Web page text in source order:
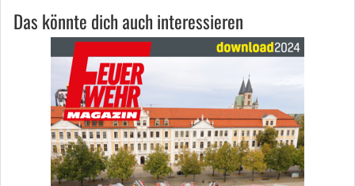
Das könnte dich auch interessieren